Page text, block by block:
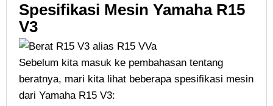
Spesifikasi Mesin Yamaha R15
V3
Sebelum kita masuk ke pembahasan tentang
beratnya, mari kita lihat beberapa spesifikasi mesin
dari Yamaha R15 V3: